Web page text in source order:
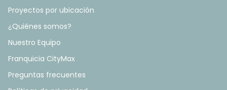
Proyectos por ubicación
¿Quiénes somos?
Nuestro Equipo
Franquicia CityMax
Preguntas frecuentes